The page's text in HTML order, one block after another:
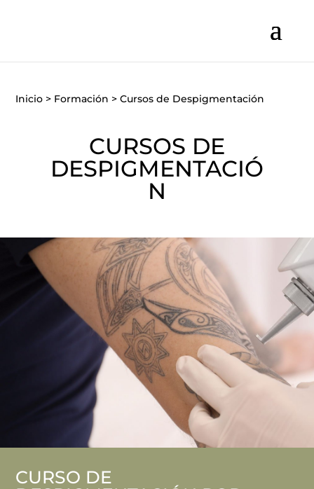
Inicio > Formación >Cursos de Despigmentación
CURSOS DE
DESPIGMENTACIÓ
N
CURSO DE